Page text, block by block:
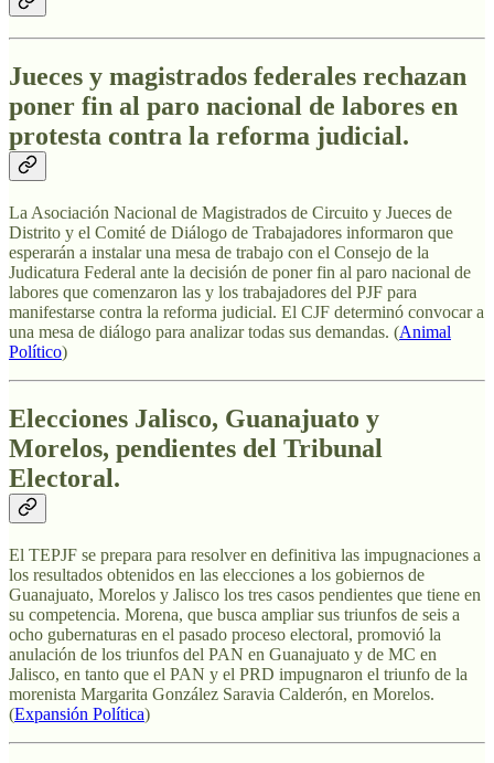
Jueces y magistrados federales rechazan
poner fin al paro nacional de labores en
protesta contra la reforma judicial.
La Asociación Nacional de Magistrados de Circuito y Jueces de
Distrito y el Comité de Diálogo de Trabajadores informaron que
esperarán a instalar una mesa de trabajo con el Consejo de la
Judicatura Federal ante la decisión de poner fin al paro nacional de
labores que comenzaron las y los trabajadores del PJF para
manifestarse contra la reforma judicial. El CJF determinó convocar a
una mesa de diálogo para analizar todas sus demandas. (Animal
Político)
Elecciones Jalisco, Guanajuato y
Morelos, pendientes del Tribunal
Electoral.
El TEPJF se prepara para resolver en definitiva las impugnaciones a
los resultados obtenidos en las elecciones a los gobiernos de
Guanajuato, Morelos y Jalisco los tres casos pendientes que tiene en
su competencia. Morena, que busca ampliar sus triunfos de seis a
ocho gubernaturas en el pasado proceso electoral, promovió la
anulación de los triunfos del PAN en Guanajuato y de MC en
Jalisco, en tanto que el PAN y el PRD impugnaron el triunfo de la
morenista Margarita González Saravia Calderón, en Morelos.
(Expansión Política)